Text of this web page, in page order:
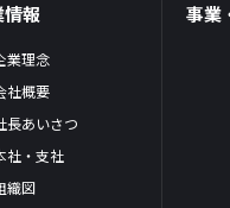
報
業理念
社概要
長あいさつ
社・支社
織図
事業